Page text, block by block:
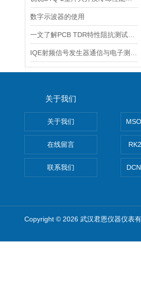
数字示波器的使用
关于我们
关于我们
在线留言
联系我们
Copyright © 2026 武汉君恩仪器仪表